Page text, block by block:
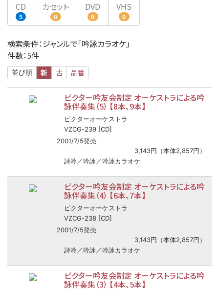
CD
5
カセット
0
DVD
0
VHS
0
検索条件：ジャンルで「吟詠カラオケ」
件数：5件
並び順 新 古 品番
ビクター吟友会制定 オーケストラによる吟
詠伴奏集（5） 【8本、9本】
ビクターオーケストラ
VZCG-239 [CD]
2001/7/5発売
3,143円（本体2,857円）
詩吟／吟詠／吟詠カラオケ
ビクター吟友会制定 オーケストラによる吟
詠伴奏集（4） 【6本、7本】
ビクターオーケストラ
VZCG-238 [CD]
2001/7/5発売
3,143円（本体2,857円）
詩吟／吟詠／吟詠カラオケ
ビクター吟友会制定 オーケストラによる吟
詠伴奏集（3） 【4本、5本】